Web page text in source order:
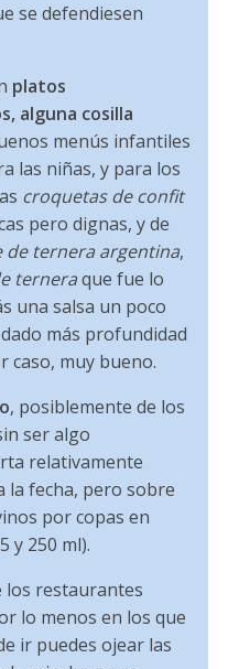
se defendiesen
platos
alguna cosilla
menús infantiles
las niñas, y para los
croquetas de confit
pero dignas, y de
de ternera argentina,
terneraque fue lo
una salsa un poco
más profundidad
caso, muy bueno.
, posiblemente de los
ser algo
relativamente
la fecha, pero sobre
por copas en
y 250 ml).
los restaurantes
lo menos en los que
ir puedes ojear las